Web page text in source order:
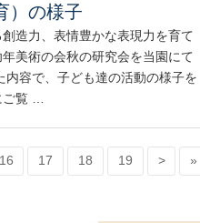
）の様子
造力、表情豊かな表現力を育て
美術の会秋の研究会を当園にて
容で、子ども達の活動の様子を
ご覧 …
16 17 18 19 > »